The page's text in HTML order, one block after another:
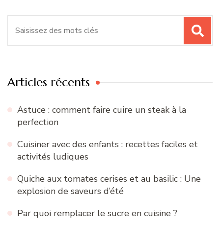
Articles récents
Astuce : comment faire cuire un steak à la
perfection
Cuisiner avec des enfants : recettes faciles et
activités ludiques
Quiche aux tomates cerises et au basilic : Une
explosion de saveurs d’été
Par quoi remplacer le sucre en cuisine ?